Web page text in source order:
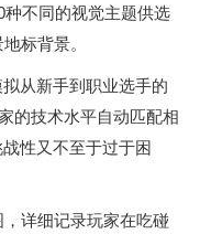
不同的视觉主题供选
标背景。
从新手到职业选手的
的技术水平自动匹配相
性又不至于过于困
详细记录玩家在吃碰